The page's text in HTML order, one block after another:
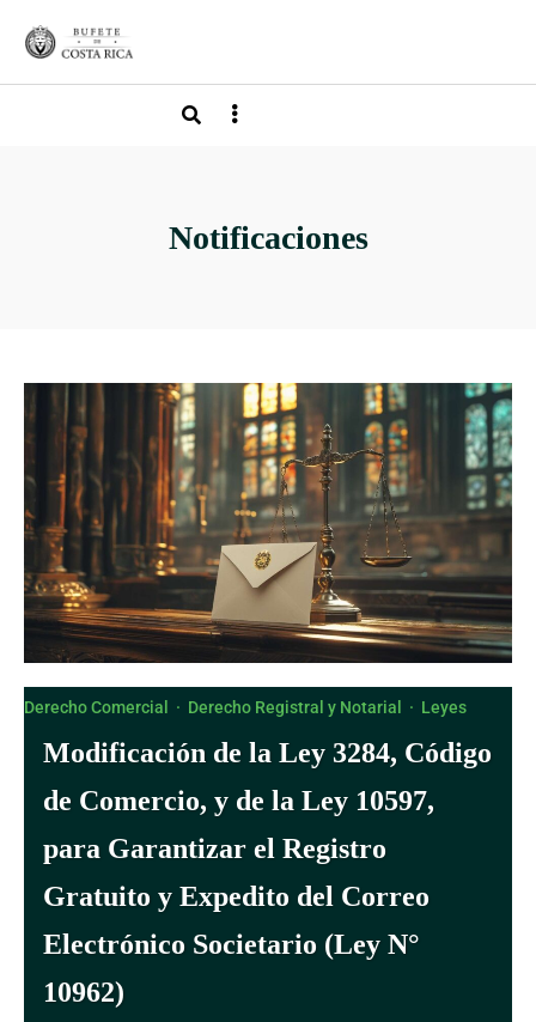
Notificaciones
Derecho Comercial · Derecho Registral y Notarial · Leyes
Modificación de la Ley 3284, Código
de Comercio, y de la Ley 10597,
para Garantizar el Registro
Gratuito y Expedito del Correo
Electrónico Societario (Ley N°
10962)